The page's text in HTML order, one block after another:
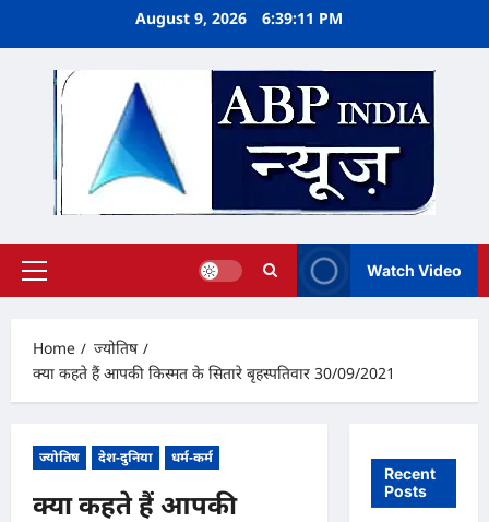
August 9, 2026 6:39:11 PM
Primary
Watch Video
Home
ज्योतिष
क्या कहते हैं आपकी किस्मत के सितारे बृहस्पतिवार 30/09/2021
ज्योतिष देश-दुनिया धर्म-कर्म
क्या कहते हैं आपकी
Recent
Posts